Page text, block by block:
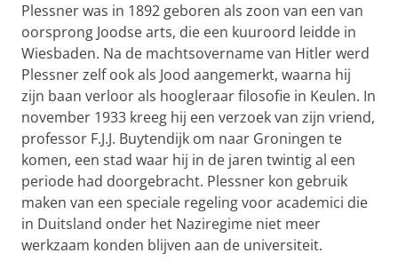
Plessner was in 1892 geboren als zoon van een van
oorsprong Joodse arts, die een kuuroord leidde in
Wiesbaden. Na de machtsovername van Hitler werd
Plessner zelf ook als Jood aangemerkt, waarna hij
zijn baan verloor als hoogleraar filosofie in Keulen. In
november 1933 kreeg hij een verzoek van zijn vriend,
professor F.J.J. Buytendijk om naar Groningen te
komen, een stad waar hij in de jaren twintig al een
periode had doorgebracht. Plessner kon gebruik
maken van een speciale regeling voor academici die
in Duitsland onder het Naziregime niet meer
werkzaam konden blijven aan de universiteit.